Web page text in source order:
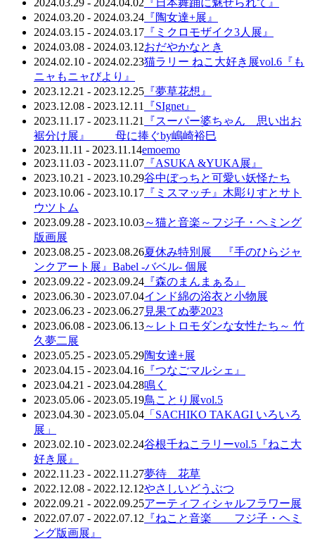
2024.03.29 - 2024.04.02 『日本舞踊に魅せられて』
2024.03.20 - 2024.03.24 『陶女達+展』
2024.03.15 - 2024.03.17 『ミクロモザイク3人展』
2024.03.08 - 2024.03.12おだやかなとき
2024.02.10 - 2024.02.23猫ラリー ねこ大好き展vol.6『も
ニャもニャびより』
2023.12.21 - 2023.12.25 『夢草花想』
2023.12.08 - 2023.12.11
『SIgnet』
2023.11.17 - 2023.11.21
『スーパー婆ちゃん 思い出お
裾分け展』 母に捧ぐby嶋崎裕巳
2023.11.11 - 2023.11.14emoemo
2023.11.03 - 2023.11.07 『ASUKA &YUKA展』
2023.10.21 - 2023.10.29谷中ぼっちと可愛い妖怪たち
2023.10.06 - 2023.10.17 『ミスマッチ』木彫りすとサト
ウツトム
2023.09.28 - 2023.10.03～猫と音楽～フジ子・ヘミング
版画展
2023.08.25 - 2023.08.26夏休み特別展 『手のひらジャ
ンクアート展』Babel -バベル- 個展
2023.09.22 - 2023.09.24 『森のまんまぁる』
2023.06.30 - 2023.07.04インド綿の浴衣と小物展
2023.06.23 - 2023.06.27見果てぬ夢2023
2023.06.08 - 2023.06.13～レトロモダンな女性たち～ 竹
久夢二展
2023.05.25 - 2023.05.29陶女達+展
2023.04.15 - 2023.04.16 『つなごマルシェ』
2023.04.21 - 2023.04.28鳴く
2023.05.06 - 2023.05.19鳥ことり展vol.5
2023.04.30 - 2023.05.04 「SACHIKO TAKAGI いろいろ
展」
2023.02.10 - 2023.02.24谷根千ねこラリーvol.5『ねこ大
好き展』
2022.11.23 - 2022.11.27夢待 花草
2022.12.08 - 2022.12.12やさしいどうぶつ
2022.09.21 - 2022.09.25アーティフィシャルフラワー展
2022.07.07 - 2022.07.12 『ねこと音楽 フジ子・ヘミ
ング版画展』